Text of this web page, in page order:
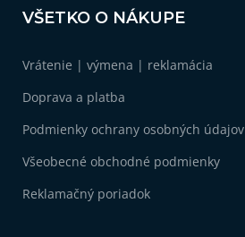
VŠETKO O NÁKUPE
Vrátenie | výmena | reklamácia
Doprava a platba
Podmienky ochrany osobných údajov
Všeobecné obchodné podmienky
Reklamačný poriadok